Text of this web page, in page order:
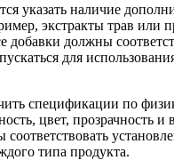
указать наличие
экстракты трав или
добавки должны
для
спецификации по
цвет, прозрачность и
типа продукта.